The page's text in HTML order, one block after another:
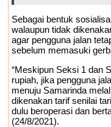
Sebagai bentuk
walaupun tidak
agar pengguna jalan
sebelum memasuki
“Meskipun Seksi 1 dan
rupiah, jika pengguna
menuju Samarinda
dikenakan tarif senilai
dulu beroperasi dan
(24/8/2021).